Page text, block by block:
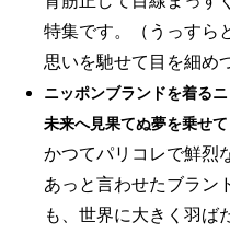
特集です。（うっすら
思いを馳せて目を細め
ニッポンブランドを着る
未来へ見果てぬ夢を乗せて
かつてパリコレで鮮烈
あっと言わせたブラン
も、世界に大きく羽ば